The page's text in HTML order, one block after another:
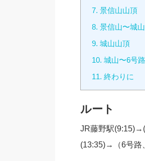
7. 景信山山頂
8. 景信山〜城山
9. 城山山頂
10. 城山〜6号
11. 終わりに
ルート
JR藤野駅
(13:35)→（6号路